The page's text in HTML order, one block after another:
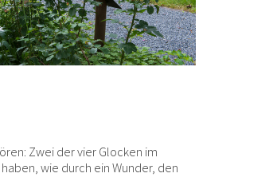
Zwei der vier Glocken im
wie durch ein Wunder, den